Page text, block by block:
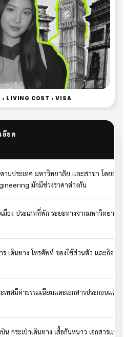
LIVING COST • VISA
อียด
ามประเทศ มหาวิทยาลัย และสาขา โดยส
มักมีช่วงราคาต่างกัน
มือง ประเภทที่พัก ระยะทางจากมหาวิทยาลัย
ร เดินทาง โทรศัพท์ ของใช้ส่วนตัว และกิจกร
เทศมีค่าธรรมเนียมและเอกสารประกอบแตก
บิน กระเป๋าเดินทาง เสื้อกันหนาว เอกสารแป